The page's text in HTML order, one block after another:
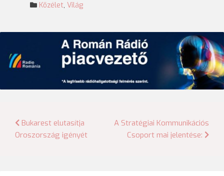
Közélet, Világ
Bejegyzés
navigáció
Bukarest elutasítja
Oroszország igényét
A Stratégiai Kommunikációs
Csoport mai jelentése: